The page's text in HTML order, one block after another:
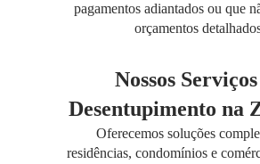
pagamentos adiantados ou que
orçamentos
Nossos
Desentupimento na
Oferecemos soluções
residências, condomínios e